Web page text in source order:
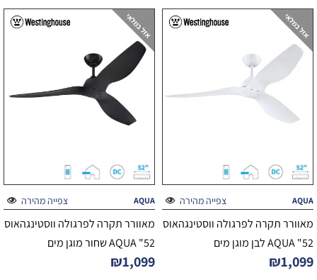
צפייה מהירה AQUA
מאוורר תקרה לפרגולה ווסטינגהאוס
52" AQUA לבן מוגן מים
₪1,099
צפייה מהירה AQUA
מאוורר תקרה לפרגולה ווסטינגהאוס
52" AQUA שחור מוגן מים
₪1,099